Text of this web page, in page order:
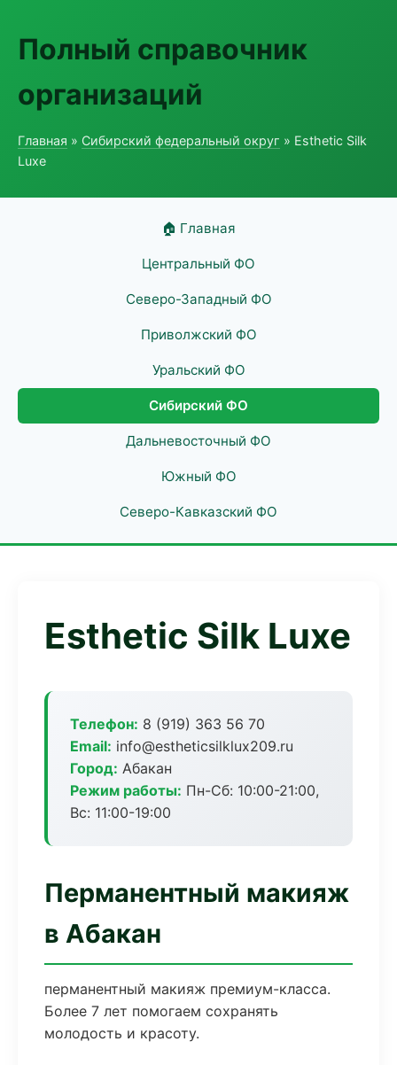
Полный справочник
организаций
Главная » Сибирский федеральный округ » Esthetic Silk
Luxe
🏠 Главная
Центральный ФО
Северо-Западный ФО
Приволжский ФО
Уральский ФО
Сибирский ФО
Дальневосточный ФО
Южный ФО
Северо-Кавказский ФО
Esthetic Silk Luxe
Телефон: 8 (919) 363 56 70
Email: info@estheticsilklux209.ru
Город: Абакан
Режим работы: Пн-Сб: 10:00-21:00,
Вс: 11:00-19:00
Перманентный макияж
в Абакан
перманентный макияж премиум-класса.
Более 7 лет помогаем сохранять
молодость и красоту.